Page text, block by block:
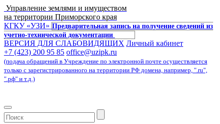
Управление землями и имуществом
на территории Приморского края
КГКУ «УЗИ» Предварительная запись на получение сведений из
учетно-технической документации
ВЕРСИЯ ДЛЯ СЛАБОВИДЯЩИХ Личный кабинет
+7 (423) 200 95 85 office@uzipk.ru
(подача обращений в Учреждение по электронной почте осуществляется
только с зарегистрированного на территории РФ домена, например, ".ru",
".рф" и т.д.)